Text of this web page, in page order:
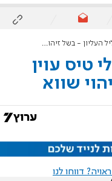
- בשל זיהוי שווא
טיס עוין
שווא
דווחו לנו